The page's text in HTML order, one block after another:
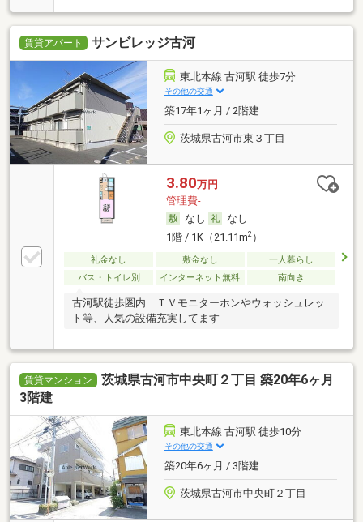
賃貸アパート サンビレッジ古河
東北本線 古河駅 徒歩7分
その他の交通
築17年1ヶ月 / 2階建
茨城県古河市東３丁目
3.80万円
管理費-
なし
なし
1階 / 1K（21.11m2）
礼金なし 敷金なし
一人暮らし
バス・トイレ別
インターネット無料 南向き
古河駅徒歩圏内 ＴＶモニターホンやウォッシュレッ
ト等、人気の設備充実してます
賃貸マンション
茨城県古河市中央町２丁目 築20年6ヶ月
3階建
東北本線 古河駅 徒歩10分
その他の交通
築20年6ヶ月 / 3階建
茨城県古河市中央町２丁目